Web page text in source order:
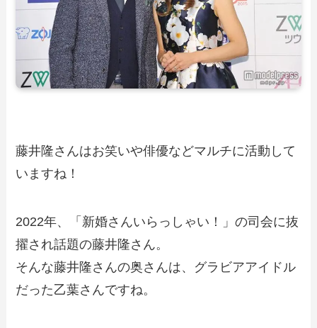
藤井隆さんはお笑いや俳優などマルチに活動して
いますね！
2022年、「新婚さんいらっしゃい！」の司会に抜
擢され話題の藤井隆さん。
そんな藤井隆さんの奥さんは、グラビアアイドル
だった乙葉さんですね。